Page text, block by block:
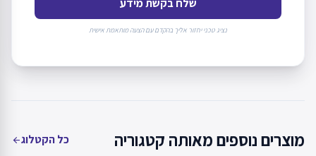
שלח בקשת מידע
נציג טכני יחזור אליך בהקדם עם הצעה מותאמת אישית
מוצרים נוספים מאותה קטגוריה כל הקטלוגarrow_back